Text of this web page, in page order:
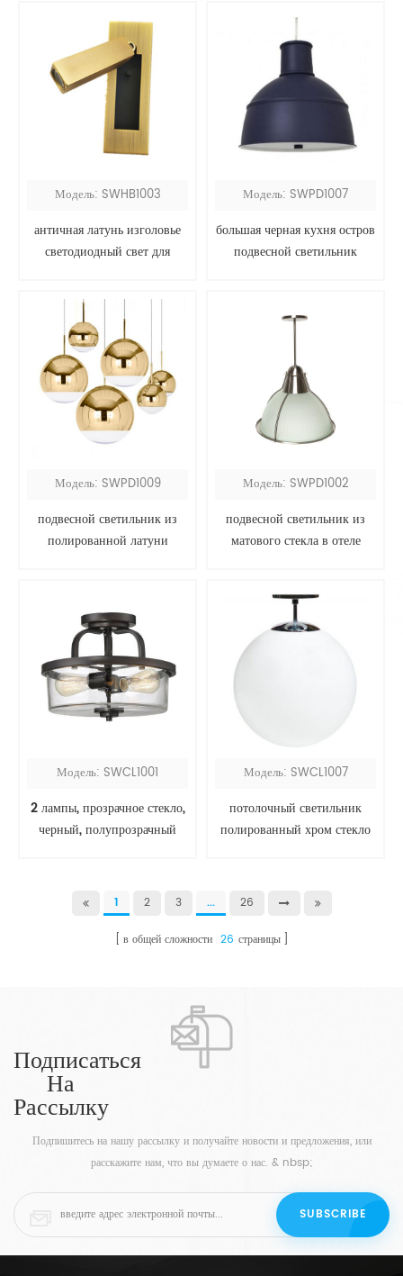
Модель: SWHB1003
античная латунь изголовье
светодиодный свет для
Модель: SWPD1007
большая черная кухня остров
подвесной светильник
Модель: SWPD1009
подвесной светильник из
полированной латуни
Модель: SWPD1002
подвесной светильник из
матового стекла в отеле
Модель: SWCL1001
2 лампы, прозрачное стекло,
черный, полупрозрачный
Модель: SWCL1007
потолочный светильник
полированный хром стекло
1 2 3 ... 26
в общей сложности 26 страницы
Подписаться
На
Рассылку
Подпишитесь на нашу рассылку и получайте новости и предложения, или
расскажите нам, что вы думаете о нас. & nbsp;